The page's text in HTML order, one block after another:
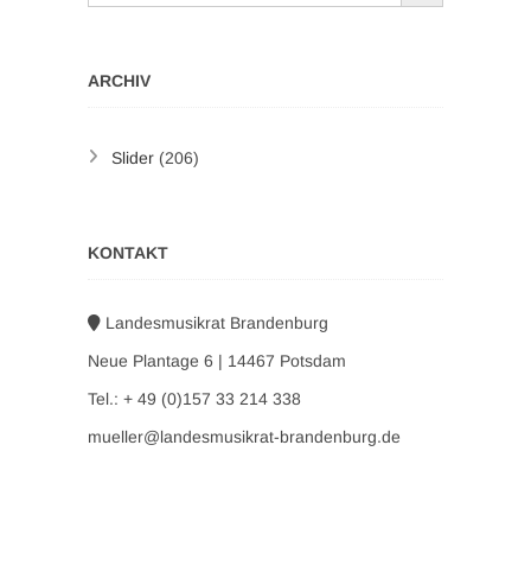
ARCHIV
Slider (206)
KONTAKT
Landesmusikrat Brandenburg
Neue Plantage 6 | 14467 Potsdam
Tel.: + 49 (0)157 33 214 338
mueller@landesmusikrat-brandenburg.de